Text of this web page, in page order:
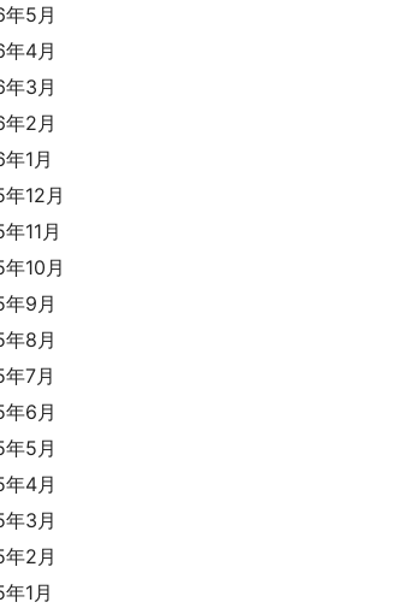
5月
4月
3月
2月
1月
12月
11月
10月
9月
8月
7月
6月
5月
4月
3月
2月
1月